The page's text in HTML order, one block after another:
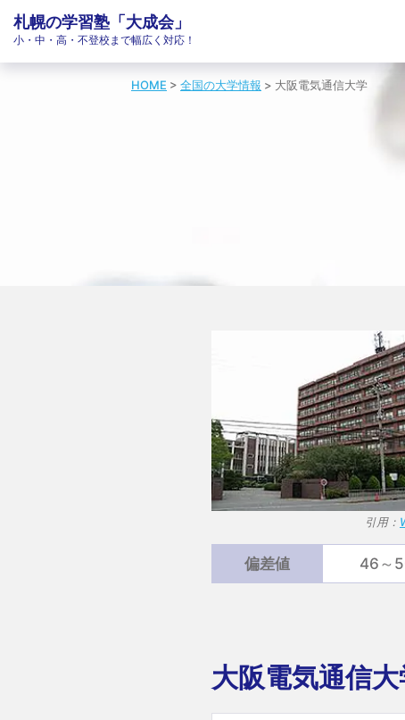
札幌の学習塾「大成会」
小・中・高・不登校まで幅広く対応！
HOME > 全国の大学情報 > 大阪電気通信大学
引用：
偏差値 46～
大阪電気通信